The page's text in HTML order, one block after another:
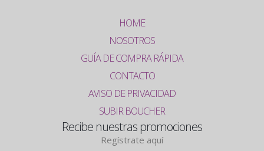
HOME
NOSOTROS
GUÍA DE COMPRA RÁPIDA
CONTACTO
AVISO DE PRIVACIDAD
SUBIR BOUCHER
Recibe nuestras promociones
Regístrate aquí